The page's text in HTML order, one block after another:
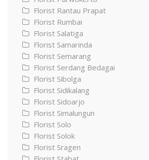
Florist Rantau Prapat
Florist Rumbai
Florist Salatiga
Florist Samarinda
Florist Semarang
Florist Serdang Bedagai
Florist Sibolga
Florist Sidikalang
Florist Sidoarjo
Florist Simalungun
Florist Solo
Florist Solok
Florist Sragen